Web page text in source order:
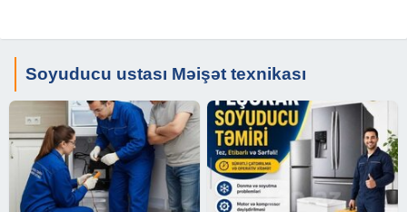
Soyuducu ustası Məişət texnikası